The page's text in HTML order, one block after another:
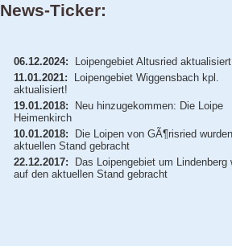
News-Ticker:
06.12.2024: Loipengebiet Altusried aktualisiert
11.01.2021: Loipengebiet Wiggensbach kpl.
aktualisiert!
19.01.2018: Neu hinzugekommen: Die Loipe
Heimenkirch
10.01.2018: Die Loipen von GÃ¶risried
aktuellen Stand gebracht
22.12.2017: Das Loipengebiet um Lindenberg
auf den aktuellen Stand gebracht